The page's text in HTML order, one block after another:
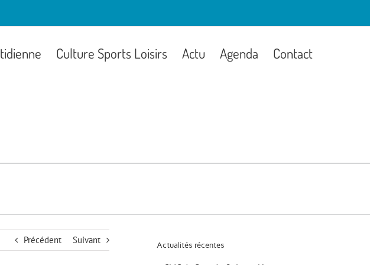
Culture Sports Loisirs Actu Agenda Contact
Précédent Suivant Actualités récentes